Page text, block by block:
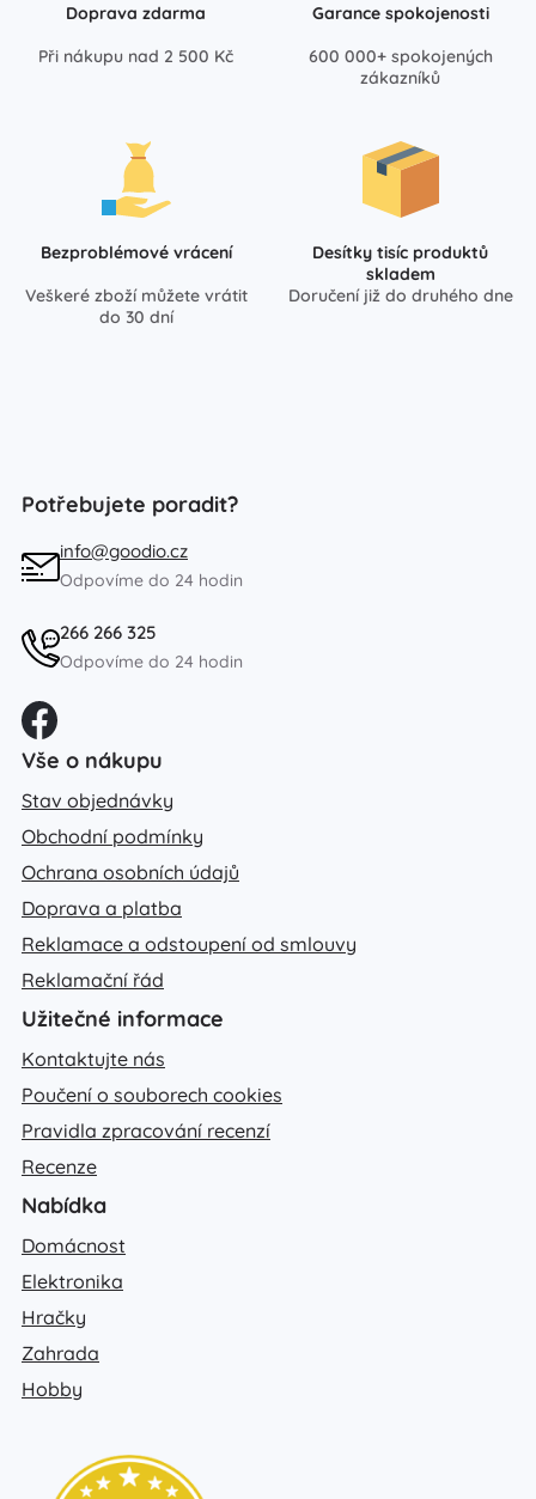
Doprava zdarma
Při nákupu nad 2 500 Kč
Garance spokojenosti
600 000+ spokojených
zákazníků
Bezproblémové vrácení
Veškeré zboží můžete vrátit
do 30 dní
Desítky tisíc produktů
skladem
Doručení již do druhého dne
Potřebujete poradit?
info@goodio.cz
Odpovíme do 24 hodin
266 266 325
Odpovíme do 24 hodin
Vše o nákupu
Stav objednávky
Obchodní podmínky
Ochrana osobních údajů
Doprava a platba
Reklamace a odstoupení od smlouvy
Reklamační řád
Užitečné informace
Kontaktujte nás
Poučení o souborech cookies
Pravidla zpracování recenzí
Recenze
Nabídka
Domácnost
Elektronika
Hračky
Zahrada
Hobby